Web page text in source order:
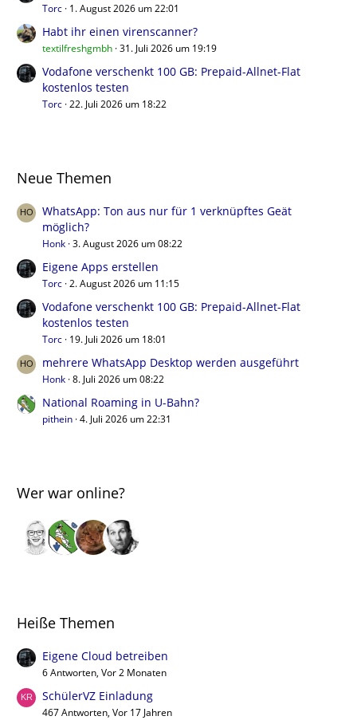
Torc 1. August 2026 um 22:01
Habt ihr einen virenscanner?
textilfreshgmbh 31. Juli 2026 um 19:19
Vodafone verschenkt 100 GB: Prepaid-Allnet-Flat
kostenlos testen
Torc 22. Juli 2026 um 18:22
Neue Themen
WhatsApp: Ton aus nur für 1 verknüpftes Geät
möglich?
Honk 3. August 2026 um 08:22
Eigene Apps erstellen
Torc 2. August 2026 um 11:15
Vodafone verschenkt 100 GB: Prepaid-Allnet-Flat
kostenlos testen
Torc 19. Juli 2026 um 18:01
mehrere WhatsApp Desktop werden ausgeführt
Honk 8. Juli 2026 um 08:22
National Roaming in U-Bahn?
pithein 4. Juli 2026 um 22:31
Wer war online?
Heiße Themen
Eigene Cloud betreiben
6 Antworten, Vor 2 Monaten
SchülerVZ Einladung
467 Antworten, Vor 17 Jahren